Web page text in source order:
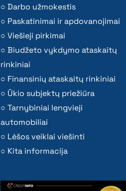
Darbo užmokestis
Paskatinimai ir apdovanojimai
Viešieji pirkimai
Biudžeto vykdymo ataskaitų
rinkiniai
Finansinių ataskaitų rinkiniai
Ūkio subjektų priežiūra
Tarnybiniai lengvieji
automobiliai
Lėšos veiklai viešinti
Kita informacija